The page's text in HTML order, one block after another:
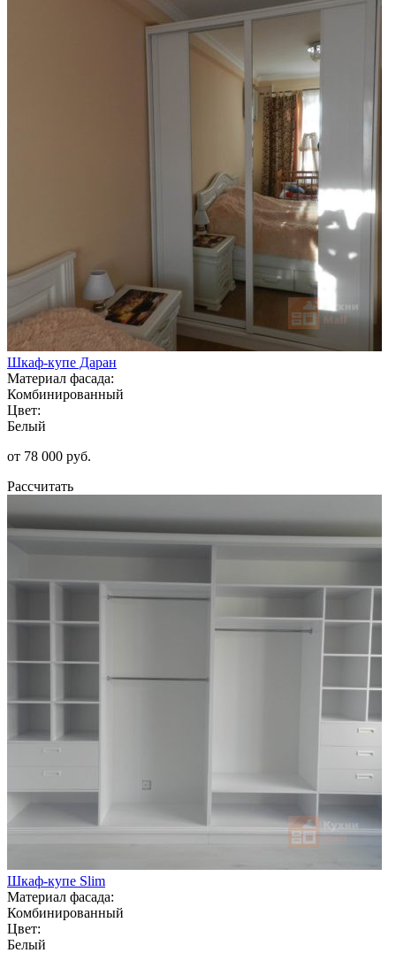
Шкаф-купе Даран
Материал фасада:
Комбинированный
Цвет:
Белый
от 78 000 руб.
Рассчитать
Шкаф-купе Slim
Материал фасада:
Комбинированный
Цвет:
Белый